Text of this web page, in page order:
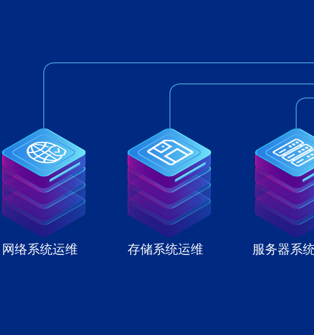
网络系统运维 存储系统运维 服务器系